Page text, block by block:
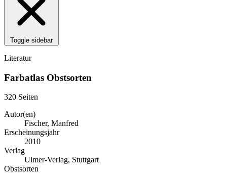
Toggle sidebar
Literatur
Farbatlas Obstsorten
320 Seiten
Autor(en)
Fischer, Manfred
Erscheinungsjahr
2010
Verlag
Ulmer-Verlag, Stuttgart
Obstsorten